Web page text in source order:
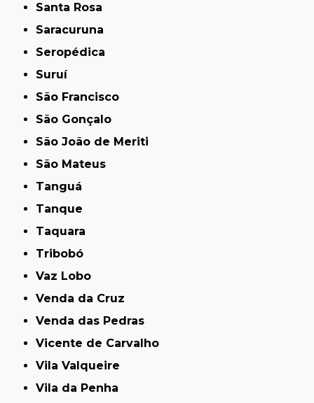
Santa Rosa
Saracuruna
Seropédica
Suruí
São Francisco
São Gonçalo
São João de Meriti
São Mateus
Tanguá
Tanque
Taquara
Tribobó
Vaz Lobo
Venda da Cruz
Venda das Pedras
Vicente de Carvalho
Vila Valqueire
Vila da Penha